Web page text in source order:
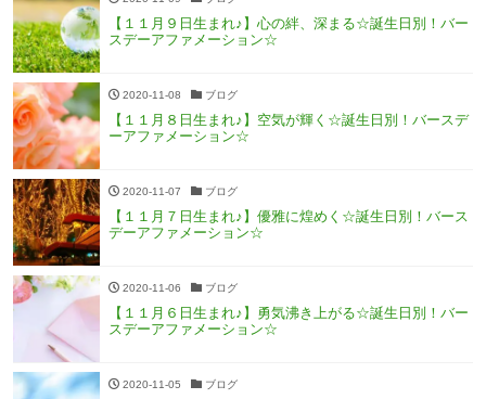
【１１月９日生まれ♪】心の絆、深まる☆誕生日別！バー
スデーアファメーション☆
2020-11-08 ブログ
【１１月８日生まれ♪】空気が輝く☆誕生日別！バースデ
ーアファメーション☆
2020-11-07 ブログ
【１１月７日生まれ♪】優雅に煌めく☆誕生日別！バース
デーアファメーション☆
2020-11-06 ブログ
【１１月６日生まれ♪】勇気沸き上がる☆誕生日別！バー
スデーアファメーション☆
2020-11-05 ブログ